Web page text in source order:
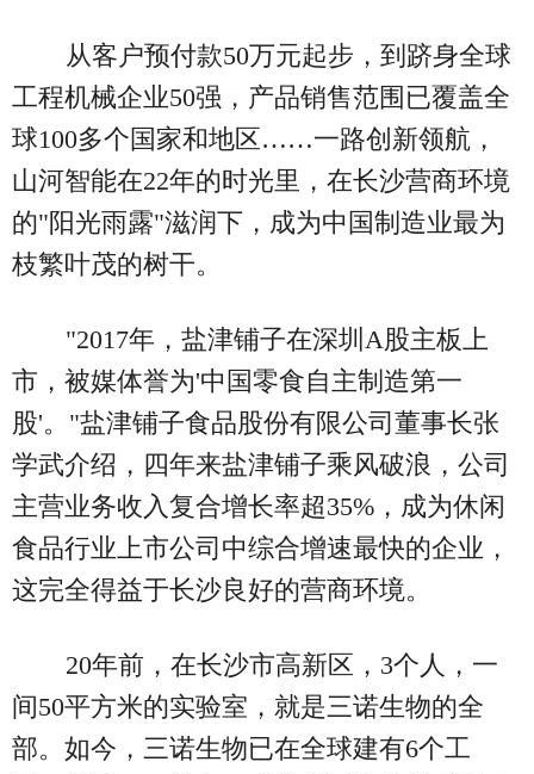
从客户预付款50万元起步，到跻身全球
工程机械企业50强，产品销售范围已覆盖全
球100多个国家和地区……一路创新领航，
山河智能在22年的时光里，在长沙营商环境
的"阳光雨露"滋润下，成为中国制造业最为
枝繁叶茂的树干。
"2017年，盐津铺子在深圳A股主板上
市，被媒体誉为'中国零食自主制造第一
股'。"盐津铺子食品股份有限公司董事长张
学武介绍，四年来盐津铺子乘风破浪，公司
主营业务收入复合增长率超35%，成为休闲
食品行业上市公司中综合增速最快的企业，
这完全得益于长沙良好的营商环境。
20年前，在长沙市高新区，3个人，一
间50平方米的实验室，就是三诺生物的全
部。如今，三诺生物已在全球建有6个工